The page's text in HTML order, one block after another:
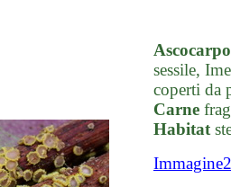
Ascocarpo
sessile,
coperti da
Carne
Habitat
Immagine2